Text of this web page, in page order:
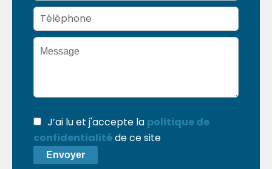
J’ai lu et j'accepte la politique de
confidentialitéde ce site
Envoyer